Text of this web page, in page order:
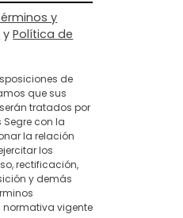
y
yPolítica de
de
que sus
tratados por
con la
la relación
los
rectificación,
y demás
normativa vigente